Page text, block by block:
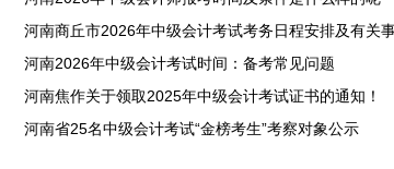
河南商丘市2026年中级会计考试考务日程安排及有关
河南2026年中级会计考试时间：备考常见问题
河南焦作关于领取2025年中级会计考试证书的通知！
河南省25名中级会计考试“金榜考生”考察对象公示